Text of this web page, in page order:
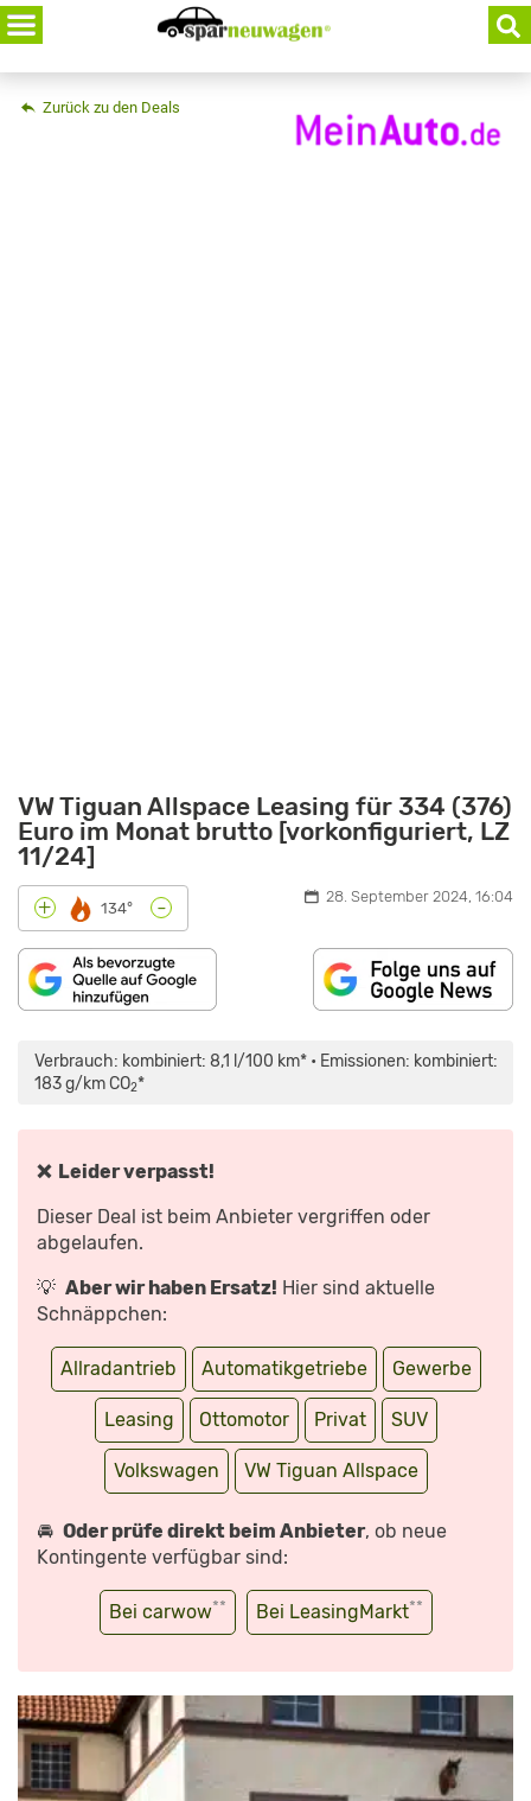
Skip
to
content
Zurück zu den Deals
VW Tiguan Allspace Leasing für 334 (376)
Euro im Monat brutto [vorkonfiguriert, LZ
11/24]
+ 134° - 28. September 2024, 16:04
Verbrauch: kombiniert: 8,1 l/100 km* • Emissionen: kombiniert:
183 g/km CO2*
❌ Leider verpasst!
Dieser Deal ist beim Anbieter vergriffen oder
abgelaufen.
💡 Aber wir haben Ersatz! Hier sind aktuelle
Schnäppchen:
Allradantrieb Automatikgetriebe Gewerbe
Leasing Ottomotor Privat SUV
Volkswagen VW Tiguan Allspace
🚘 Oder prüfe direkt beim Anbieter, ob neue
Kontingente verfügbar sind:
Bei carwow** Bei LeasingMarkt**
ALLSPACE
(2021)
| FRISCHE-
KUR
| NEUVORSTELLUNG“
VON
ANZEIGEN